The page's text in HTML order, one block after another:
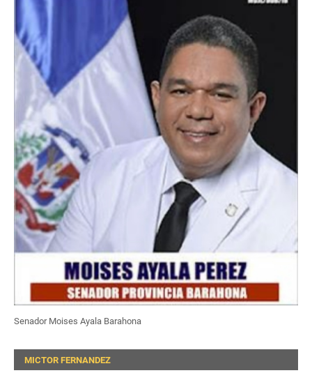
Senador Moises Ayala Barahona
MICTOR FERNANDEZ